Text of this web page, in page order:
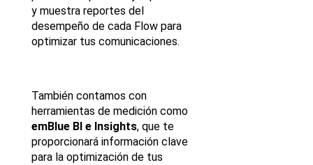
y muestra reportes del
desempeño de cada Flow para
optimizar tus comunicaciones.
También contamos con
emBlue BI e Insights, que te
proporcionará información clave
para la optimización de tus